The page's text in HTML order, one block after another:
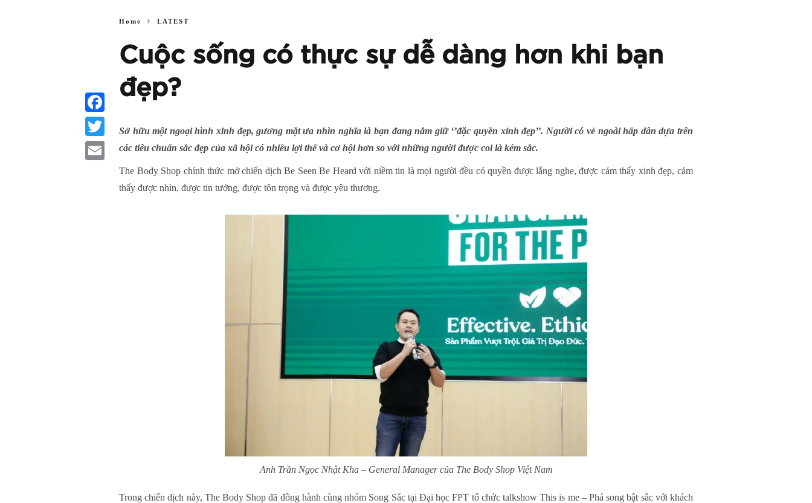
Home LATEST
Cuộc sống có thực sự dễ dàng hơn khi bạn
đẹp?
Sở hữu một ngoại hình xinh đẹp, gương mặt ưa nhìn nghĩa là bạn đang nắm giữ ‘’đặc quyền xinh đẹp’’. Người có vẻ ngoài hấp dẫn dựa trên
các tiêu chuẩn sắc đẹp của xã hội có nhiều lợi thế và cơ hội hơn so với những người được coi là kém sắc.
The Body Shop chính thức mở chiến dịch Be Seen Be Heard với niềm tin là mọi người đều có quyền được lắng nghe, được cảm thấy xinh đẹp, cảm
thấy được nhìn, được tin tưởng, được tôn trọng và được yêu thương.
Anh Trần Ngọc Nhật Kha – General Manager của The Body Shop Việt Nam
Trong chiến dịch này, The Body Shop đã đồng hành cùng nhóm Song Sắc tại Đại học FPT tổ chức talkshow This is me – Phá song bật sắc với khách
Facebook
Twitter